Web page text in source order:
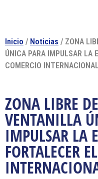
Inicio / Noticias / ZONA
ÚNICA PARA IMPULSAR LA
COMERCIO INTERNACIONAL
ZONA LIBRE
VENTANILLA
IMPULSAR LA
FORTALECER